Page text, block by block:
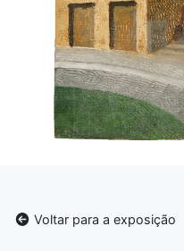
Voltar para a exposição